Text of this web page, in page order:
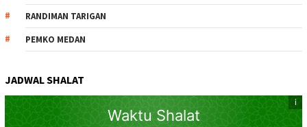
RANDIMAN TARIGAN
PEMKO MEDAN
JADWAL SHALAT